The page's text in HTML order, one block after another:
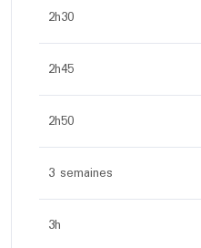
2h30
2h45
2h50
3 semaines
3h